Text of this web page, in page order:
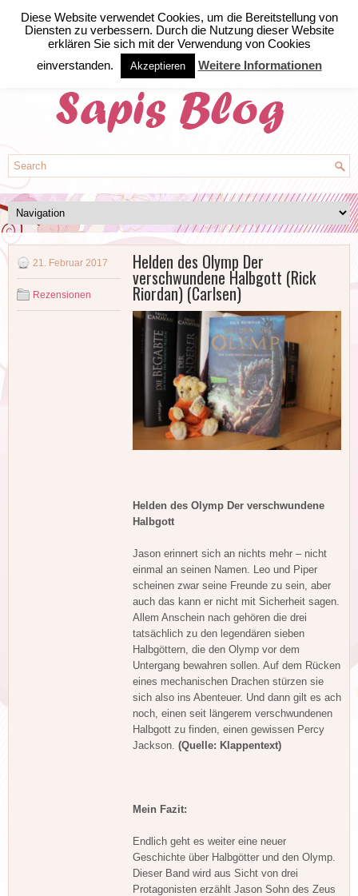
21. Februar 2017
Rezensionen
Helden des Olymp Der
verschwundene Halbgott (Rick
Riordan) (Carlsen)
Helden des Olymp Der verschwundene
Halbgott
Jason erinnert sich an nichts mehr – nicht
einmal an seinen Namen. Leo und Piper
scheinen zwar seine Freunde zu sein, aber
auch das kann er nicht mit Sicherheit sagen.
Allem Anschein nach gehören die drei
tatsächlich zu den legendären sieben
Halbgöttern, die den Olymp vor dem
Untergang bewahren sollen. Auf dem Rücken
eines mechanischen Drachen stürzen sie
sich also ins Abenteuer. Und dann gilt es ach
noch, einen seit längerem verschwundenen
Halbgott zu finden, einen gewissen Percy
Jackson. (Quelle: Klappentext)
Mein Fazit:
Endlich geht es weiter eine neuer
Geschichte über Halbgötter und den Olymp.
Dieser Band wird aus Sicht von drei
Protagonisten erzählt Jason Sohn des Zeus
Diese Website verwendet Cookies, um die Bereitstellung von
Diensten zu verbessern. Durch die Nutzung dieser Website
erklären Sie sich mit der Verwendung von Cookies
einverstanden.
Akzeptieren Weitere Informationen